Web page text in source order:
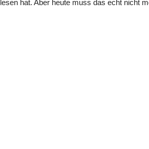
hat. Aber heute muss das echt nicht